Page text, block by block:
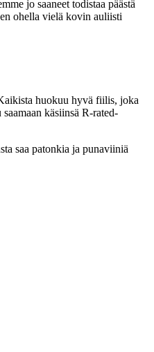
jo saaneet todistaa päästä
ohella vielä kovin auliisti
huokuu hyvä fiilis, joka
käsiinsä R‑rated-
saa patonkia ja punaviiniä